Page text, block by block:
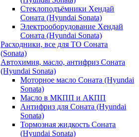
Стеклоподъёмники Хендай
Соната (Hyundai Sonata)
Электрооборудование Хендай
Соната (Hyundai Sonata)
Расходники, все для ТО Соната
(Sonata)
Автохимия, масло, антифриз Соната
(Hyundai Sonata)
Моторное масло Соната (Hyundai
Sonata)
Масло в МКПП и АКПП
Антифриз для Соната (Hyundai
Sonata)
Тормозная жидкость Соната
(Hyundai Sonata)